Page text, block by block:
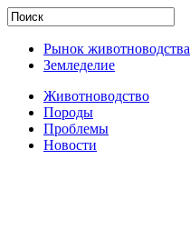
Рынок животноводства
Земледелие
Животноводство
Породы
Проблемы
Новости